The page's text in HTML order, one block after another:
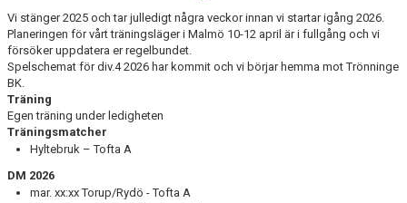
DOKUMENT
Vi stänger 2025 och tar julledigt några veckor innan vi startar igång 2026.
Planeringen för vårt träningsläger i Malmö 10-12 april är i fullgång och vi
försöker uppdatera er regelbundet.
Spelschemat för div.4 2026 har kommit och vi börjar hemma mot Trönninge
BK.
Träning
Egen träning under ledigheten
Träningsmatcher
Hyltebruk – Tofta A
DM 2026
mar. xx:xx Torup/Rydö - Tofta A